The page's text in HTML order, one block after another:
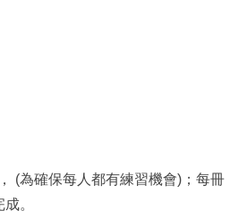
(為確保每人都有練習機會)；每冊
。